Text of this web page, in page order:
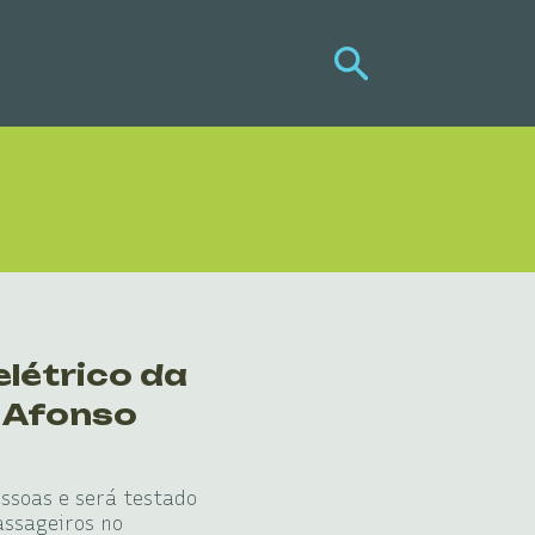
da
e será testado
no